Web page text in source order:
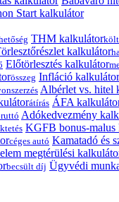
Start kalkulátor
THM kalkulátor
kalkulátor
Előtörlesztés kalkulátor
összeg Infláció kalkulátor
Albérlet vs. hitel
átírás ÁFA
Adókedvezmény
KGFB bonus-malus
céges autó Kamatadó és
megtérülési
becsült díj Ügyvédi